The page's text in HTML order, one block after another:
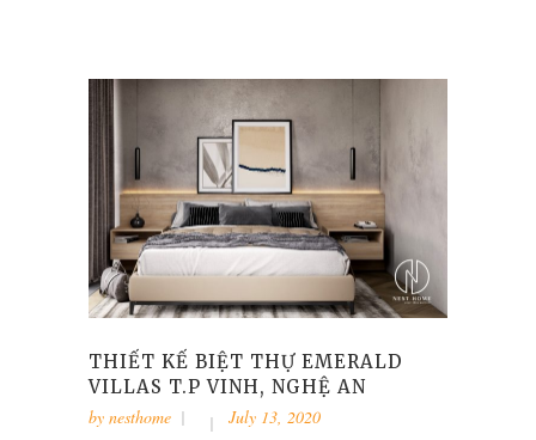
THIẾT KẾ BIỆT THỰ EMERALD
VILLAS T.P VINH, NGHỆ AN
by nesthome July 13, 2020